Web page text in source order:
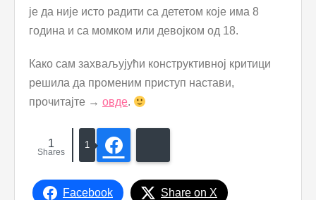
је да није исто радити са дететом које има 8
година и са момком или девојком од 18.
Како сам захваљујући конструктивној критици
решила да променим приступ настави,
прочитајте → овде.
1
Shares
1
Facebook Share on X